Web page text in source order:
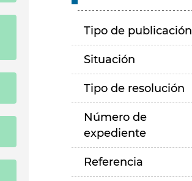
Tipo de publicación
Situación
Tipo de resolución
Número de
expediente
Referencia